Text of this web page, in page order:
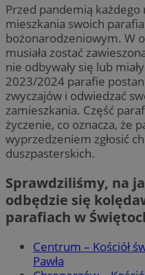
Przed pandemią
mieszkania swoich
bożonarodzeniowym. W
musiała zostać
nie odbywały się lub
2023/2024 parafie
zwyczajów i odwiedzać
zamieszkania. Część
życzenie, co oznacza, że
wyprzedzeniem zgłosić
duszpasterskich.
Sprawdziliśmy, na
odbędzie się
parafiach w
Centrum – Kościół
Pawła